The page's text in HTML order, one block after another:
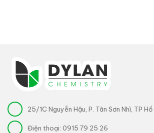
25/1C Nguyễn Hậu, P. Tân Sơn Nhì, TP Hồ
Điện thoại: 0915 79 25 26